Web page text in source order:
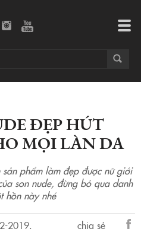
ĐẸP HÚT
MỌI LÀN DA
phẩm làm đẹp được nữ giới
son nude, đừng bỏ qua danh
hồn này nhé
2019.
chia sẻ